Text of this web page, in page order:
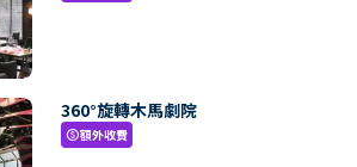
360°旋轉木馬劇院
paid額外收費